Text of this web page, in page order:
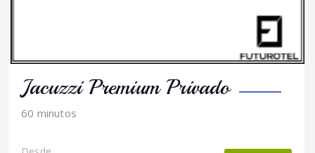
Jacuzzi Premium Privado
60 minutos